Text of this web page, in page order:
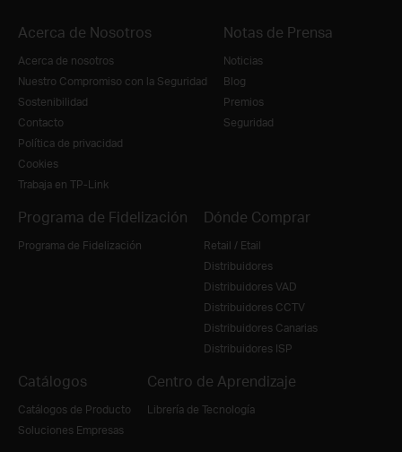
Acerca de Nosotros
Acerca de nosotros
Nuestro Compromiso con la Seguridad
Sostenibilidad
Contacto
Política de privacidad
Cookies
Trabaja en TP-Link
Notas de Prensa
Noticias
Blog
Premios
Seguridad
Programa de Fidelización
Programa de Fidelización
Dónde Comprar
Retail / Etail
Distribuidores
Distribuidores VAD
Distribuidores CCTV
Distribuidores Canarias
Distribuidores ISP
Catálogos
Catálogos de Producto
Soluciones Empresas
Centro de Aprendizaje
Librería de Tecnología